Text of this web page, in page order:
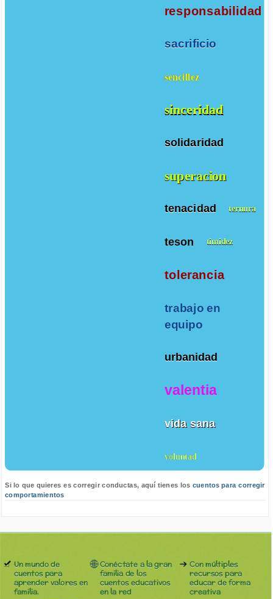
responsabilidad
sacrificio
sencillez
sinceridad
solidaridad
superacion
tenacidad ternura
teson timidez
tolerancia
trabajo en
equipo
urbanidad
valentia
vida sana
voluntad
Si lo que quieres es corregir conductas, aquí tienes los cuentos para corregir
comportamientos
Un mundo de
cuentos para
aprender valores en
familia.
Conéctate a la gran
familia de los
cuentos educativos
en la red
Con múltiples
recursos para
educar de forma
creativa